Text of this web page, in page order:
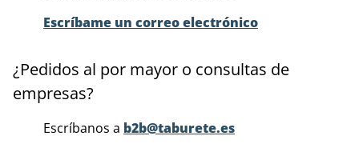
Escríbame un correo electrónico
¿Pedidos al por mayor o consultas de
empresas?
Escríbanos a b2b@taburete.es